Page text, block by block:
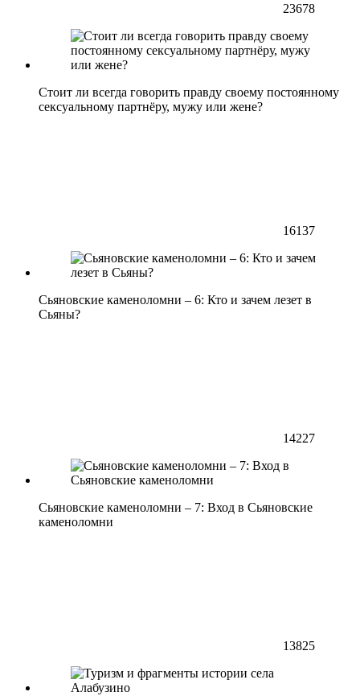
23678
Стоит ли всегда говорить правду своему постоянному
сексуальному партнёру, мужу или жене?
16137
Сьяновские каменоломни – 6: Кто и зачем лезет в
Сьяны?
14227
Сьяновские каменоломни – 7: Вход в Сьяновские
каменоломни
13825